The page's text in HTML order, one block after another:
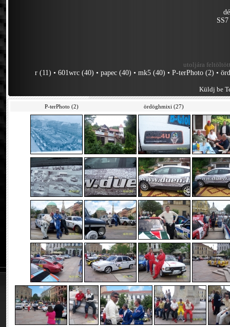
utoljára
r (11) •601wrc (40) •papec (40) •mk5 (40) •P-terPhoto (2) •
Küldj be
P-terPhoto (2) ördöghmixi (27)